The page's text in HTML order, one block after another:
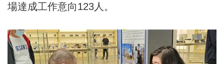
場達成工作意向123人。